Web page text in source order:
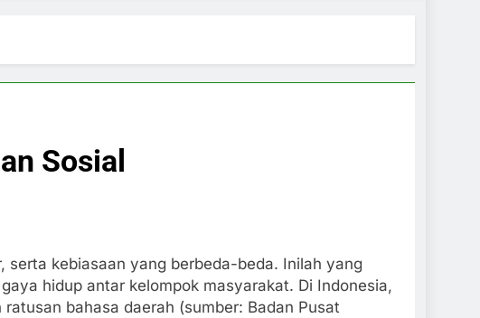
Sosial
kebiasaan yang berbeda-beda. Inilah yang
hidup antar kelompok masyarakat. Di Indonesia,
bahasa daerah (sumber: Badan Pusat